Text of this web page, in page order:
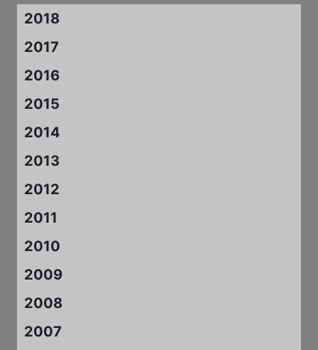
2018
2017
2016
2015
2014
2013
2012
2011
2010
2009
2008
2007